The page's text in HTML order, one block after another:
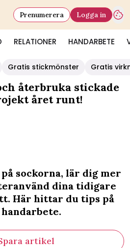
RELATIONER HANDARBETE
Prenumerera Logga in
Gratis stickmönster Gratis
återbruka stickade
året runt!
sockorna, lär dig mer
dina tidigare
Här hittar du tips på
artikel